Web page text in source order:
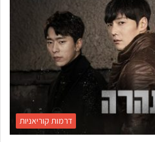
דרמות קוריאניות